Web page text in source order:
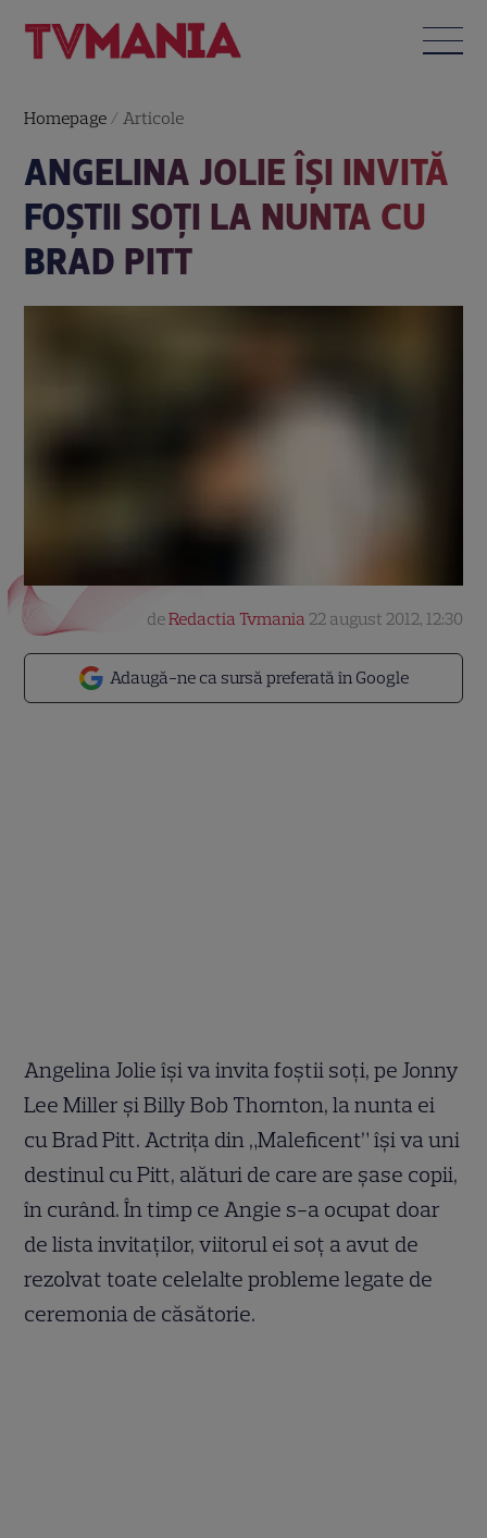
Homepage / Articole
ANGELINA JOLIE ÎȘI INVITĂ
FOȘTII SOȚI LA NUNTA CU
BRAD PITT
Adaugă-ne ca sursă preferată în Google
deRedactia Tvmania 22 august 2012, 12:30
Angelina Jolie își va invita foștii soți, pe Jonny
Lee Miller și Billy Bob Thornton, la nunta ei
cu Brad Pitt. Actrița din „Maleficent” își va uni
destinul cu Pitt, alături de care are șase copii,
în curând. În timp ce Angie s-a ocupat doar
de lista invitaților, viitorul ei soț a avut de
rezolvat toate celelalte probleme legate de
ceremonia de căsătorie.